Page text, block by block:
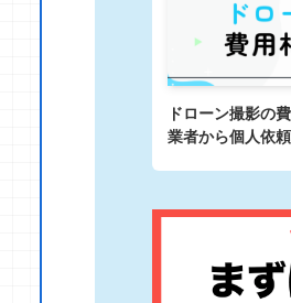
ドローン撮影の
業者から個人依